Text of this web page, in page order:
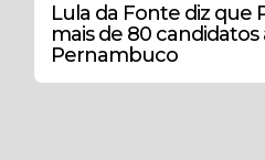
Lula da Fonte diz que
mais de 80
Pernambuco